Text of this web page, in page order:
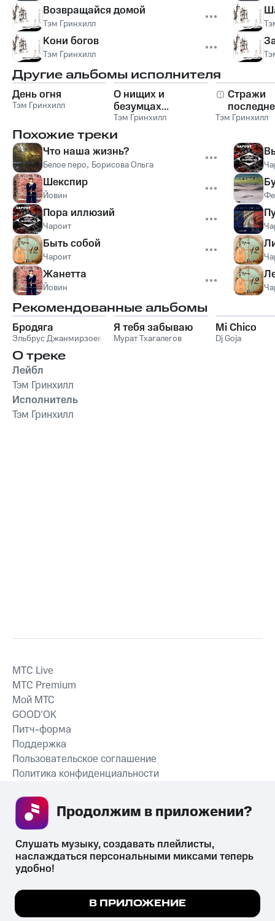
Возвращайся домой
Тэм Гринхилл
Кони богов
Тэм Гринхилл
Другие альбомы исполнителя
День огня
Тэм Гринхилл
О нищих и
безумцах...
Тэм Гринхилл
Стражи
рубежа
Тэм Гринхилл
Похожие треки
Что наша жизнь?
Белое перо, Борисова Ольга
Шекспир
Йовин
Пора иллюзий
Чароит
Быть собой
Чароит
Жанетта
Йовин
Рекомендованные альбомы
Бродяга
Эльбрус Джанмирзоев
Я тебя забываю
Мурат Тхагалегов
Mi Chico
Dj Goja
О треке
Лейбл
Тэм Гринхилл
Исполнитель
Тэм Гринхилл
СКАЧАТЬ ПРИЛОЖЕНИЕ
MTС Live
MTС Premium
Мой МТС
GOOD’OK
Питч-форма
Поддержка
Пользовательское соглашение
Политика конфиденциальности
психотропных веществ, их аналогов причиняет вред здоровью,
их незаконный оборот запрещён и влечёт установленную
законодательством ответственность.
Мы используем куки, чтобы на сайте все
Подробнее
Слушать музыку, создавать плейлисты,
наслаждаться персональными миксами теперь
удобно!
В ПРИЛОЖЕНИЕ